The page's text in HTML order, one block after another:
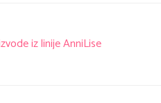
iz linije AnniLise